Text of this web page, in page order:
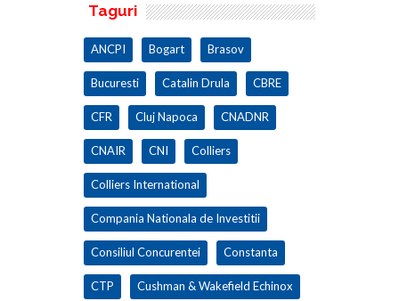
Taguri
ANCPI Bogart Brasov
Bucuresti Catalin Drula CBRE
CFR Cluj Napoca CNADNR
CNAIR CNI Colliers
Colliers International
Compania Nationala de Investitii
Consiliul Concurentei Constanta
CTP Cushman & Wakefield Echinox